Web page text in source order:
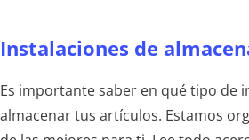
Instalaciones de
Es importante saber en qué tipo de
almacenar tus artículos. Estamos